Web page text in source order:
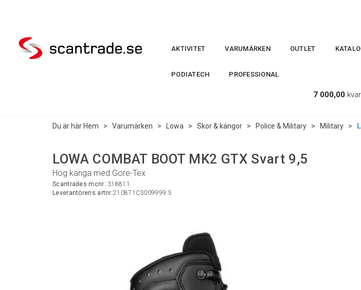
AKTIVITET VARUMÄRKEN OUTLET
PODIATECH PROFESSIONAL
7 000,00
Du är här Hem > Varumärken > Lowa > Skor & kängor > Police & Military > Military >
LOWA COMBAT BOOT MK2 GTX Svart 9,5
Hög känga med Gore-Tex
Scantrades mcnr: 318811
Leverantörens artnr:210871C3009999.5